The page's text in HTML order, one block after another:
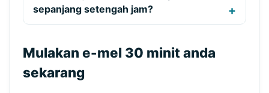
sepanjang setengah jam?
Mulakan e-mel 30 minit anda
sekarang